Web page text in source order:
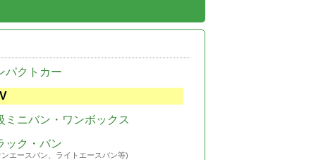
パクトカー
ミニバン・ワンボックス
ック・バン
エースバン、ライトエースバン等)